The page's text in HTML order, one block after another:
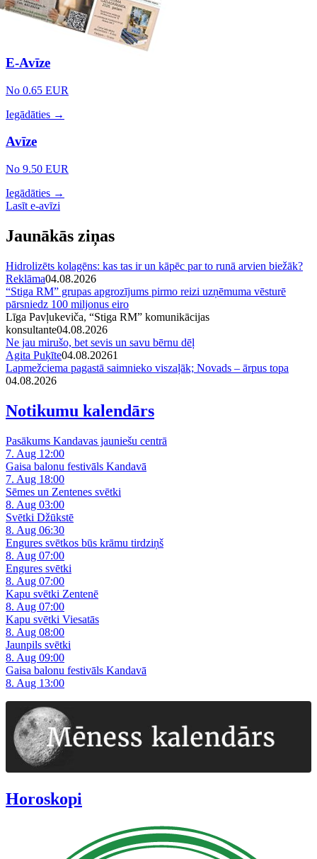
E-Avīze
No 0.65 EUR
Iegādāties →
Avīze
No 9.50 EUR
Iegādāties →
Lasīt e-avīzi
Jaunākās ziņas
Hidrolizēts kolagēns: kas tas ir un kāpēc par to runā arvien biežāk?
Reklāma04.08.2026
“Stiga RM” grupas apgrozījums pirmo reizi uzņēmuma vēsturē
pārsniedz 100 miljonus eiro
Līga Pavļukeviča, “Stiga RM” komunikācijas
konsultante04.08.2026
Ne jau mirušo, bet sevis un savu bērnu dēļ
Agita Puķīte04.08.20261
Lapmežciema pagastā saimnieko viszaļāk; Novads – ārpus topa
04.08.2026
Notikumu kalendārs
Pasākums Kandavas jauniešu centrā
7. Aug 12:00
Gaisa balonu festivāls Kandavā
7. Aug 18:00
Sēmes un Zentenes svētki
8. Aug 03:00
Svētki Džūkstē
8. Aug 06:30
Engures svētkos būs krāmu tirdziņš
8. Aug 07:00
Engures svētki
8. Aug 07:00
Kapu svētki Zentenē
8. Aug 07:00
Kapu svētki Viesatās
8. Aug 08:00
Jaunpils svētki
8. Aug 09:00
Gaisa balonu festivāls Kandavā
8. Aug 13:00
Horoskopi